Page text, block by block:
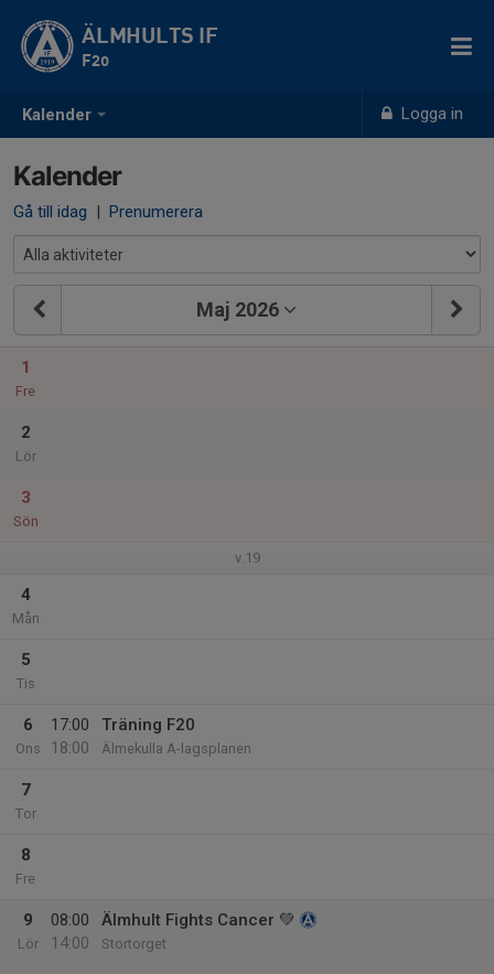
Kalender Logga in
ÄLMHULTS IF
F20
Kalender
Gå till idag | Prenumerera
Maj 2026
1
Fre
2
Lör
3
Sön
v.19
4
Mån
5
Tis
6
Ons
17:00
18:00
Träning F20
Älmekulla A-lagsplanen
7
Tor
8
Fre
9
Lör
08:00
14:00
Älmhult Fights Cancer 💚
Stortorget